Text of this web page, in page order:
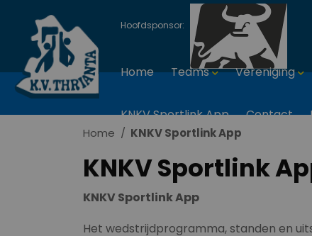
Hoofdsponsor:
Home Teams Vereniging
KNKV Sportlink App Contact
Home KNKV Sportlink App
KNKV Sportlink
KNKV Sportlink App
Het wedstrijdprogramma, standen en